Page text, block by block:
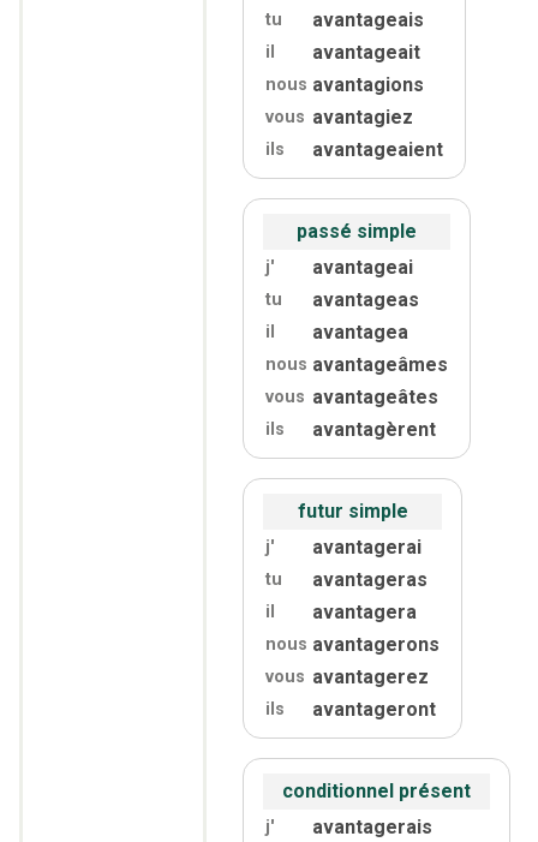
tu avantageais
il avantageait
nous avantagions
vous avantagiez
ils avantageaient
passé simple
j' avantageai
tu avantageas
il avantagea
nous avantageâmes
vous avantageâtes
ils avantagèrent
futur simple
j' avantagerai
tu avantageras
il avantagera
nous avantagerons
vous avantagerez
ils avantageront
conditionnel présent
j' avantagerais